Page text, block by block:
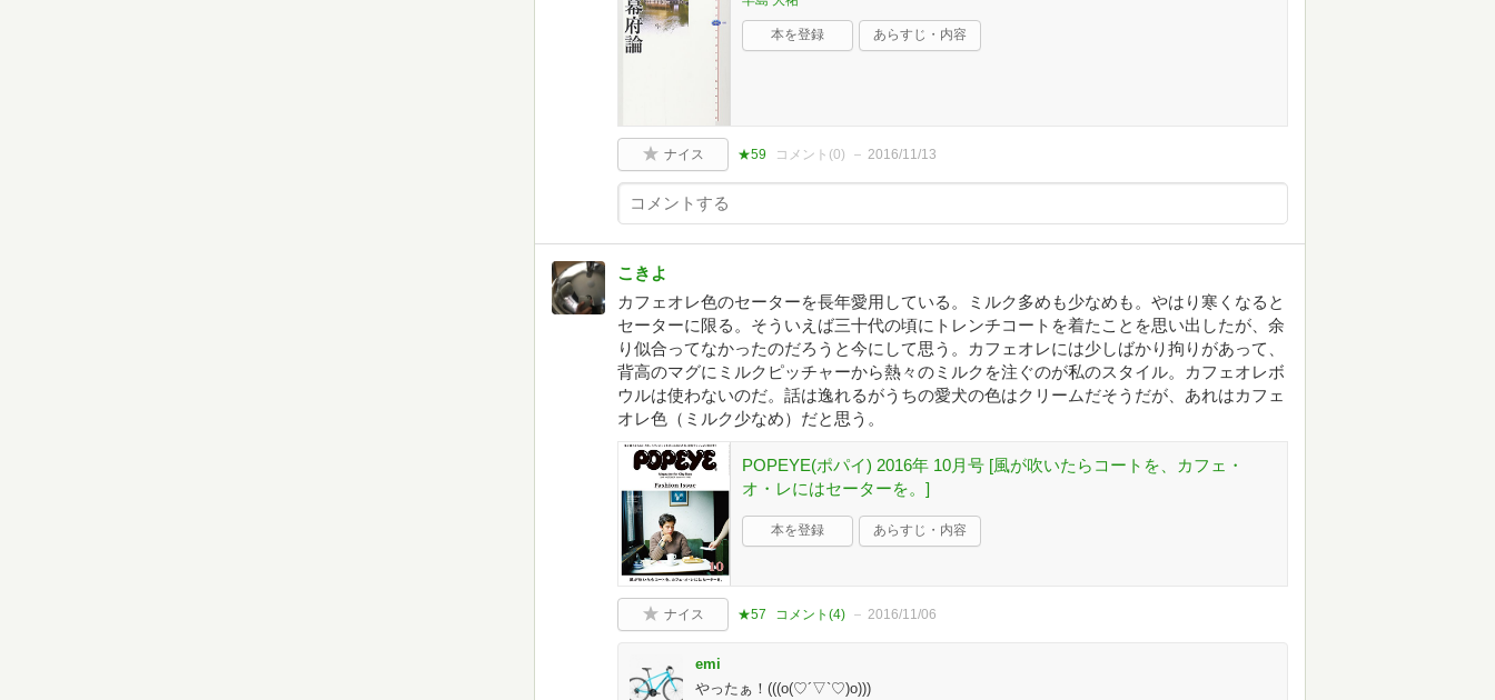
本を登録 あらすじ・内容
ナイス ★59 コメント(0) 2016/11/13
こきよ
カフェオレ色のセーターを長年愛用している。ミルク多めも少なめも。やはり寒くなると
セーターに限る。そういえば三十代の頃にトレンチコートを着たことを思い出したが、余
り似合ってなかったのだろうと今にして思う。カフェオレには少しばかり拘りがあって、
背高のマグにミルクピッチャーから熱々のミルクを注ぐのが私のスタイル。カフェオレボ
ウルは使わないのだ。話は逸れるがうちの愛犬の色はクリームだそうだが、あれはカフェ
オレ色（ミルク少なめ）だと思う。
POPEYE(ポパイ) 2016年 10月号 [風が吹いたらコートを、カフェ・
オ・レにはセーターを。]
本を登録 あらすじ・内容
ナイス ★57 コメント(4) 2016/11/06
emi
やったぁ！(((o(♡´▽`♡)o)))